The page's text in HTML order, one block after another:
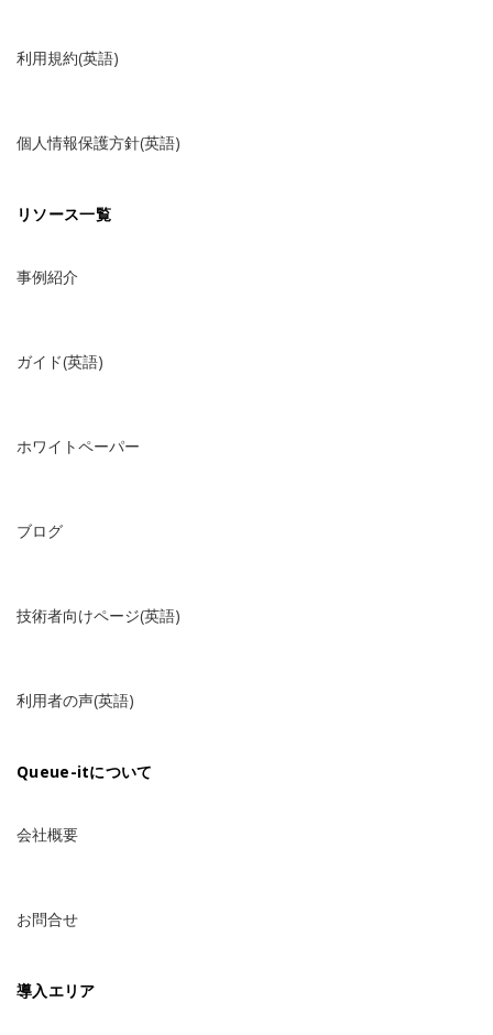
利用規約(英語)
個人情報保護方針(英語)
リソース一覧
事例紹介
ガイド(英語)
ホワイトペーパー
ブログ
技術者向けページ(英語)
利用者の声(英語)
Queue-itについて
会社概要
お問合せ
導入エリア